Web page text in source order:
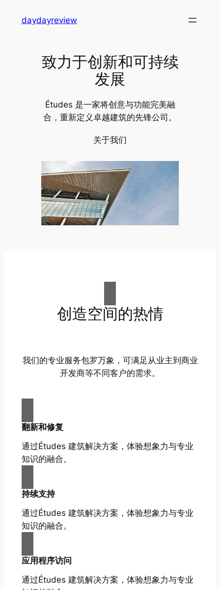
daydayreview
致力于创新和可持续
发展
Études 是一家将创意与功能完美融
合，重新定义卓越建筑的先锋公司。
关于我们
创造空间的热情
我们的专业服务包罗万象，可满足从业主到商业
开发商等不同客户的需求。
翻新和修复
通过Études 建筑解决方案，体验想象力与专业
知识的融合。
持续支持
通过Études 建筑解决方案，体验想象力与专业
知识的融合。
应用程序访问
通过Études 建筑解决方案，体验想象力与专业